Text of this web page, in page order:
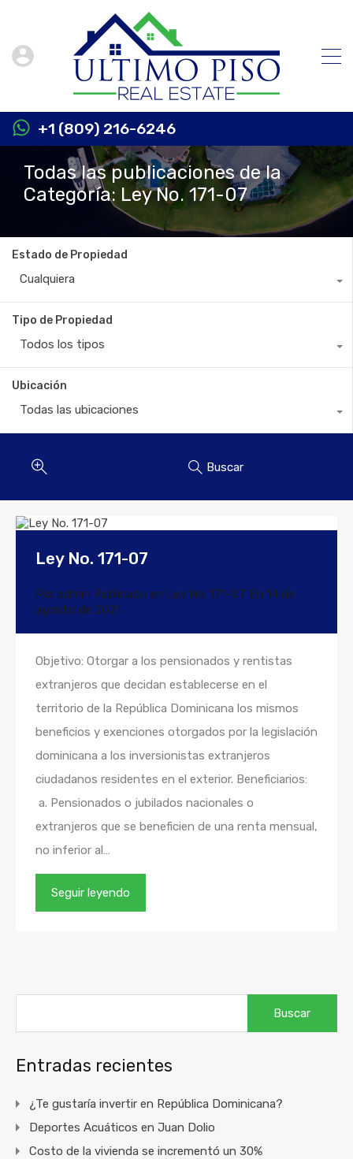
+1 (809) 216-6246
Todas las publicaciones de la
Categoría: Ley No. 171-07
Estado de Propiedad
Cualquiera
Tipo de Propiedad
Todos los tipos
Ubicación
Todas las ubicaciones
Buscar
Ley No. 171-07
Por admin Publicado en Ley No. 171-07 En 14 de
agosto de 2021
Objetivo: Otorgar a los pensionados y rentistas
extranjeros que decidan establecerse en el
territorio de la República Dominicana los mismos
beneficios y exenciones otorgados por la legislación
dominicana a los inversionistas extranjeros
ciudadanos residentes en el exterior. Beneficiarios:
a. Pensionados o jubilados nacionales o
extranjeros que se beneficien de una renta mensual,
no inferior al…
Seguir leyendo
Entradas recientes
¿Te gustaría invertir en República Dominicana?
Deportes Acuáticos en Juan Dolio
Costo de la vivienda se incrementó un 30%